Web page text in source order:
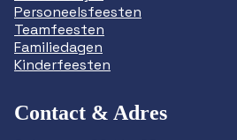
Personeelsfeesten
Teamfeesten
Familiedagen
Kinderfeesten
Contact & Adres